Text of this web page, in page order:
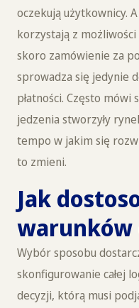
oczekują użytkownicy.
korzystają z
skoro zamówienie za
sprowadza się jedynie
płatności. Często
jedzenia stworzyły
tempo w jakim się
to zmieni.
Jak
warunków
Wybór sposobu
skonfigurowanie całej
decyzji, którą musi